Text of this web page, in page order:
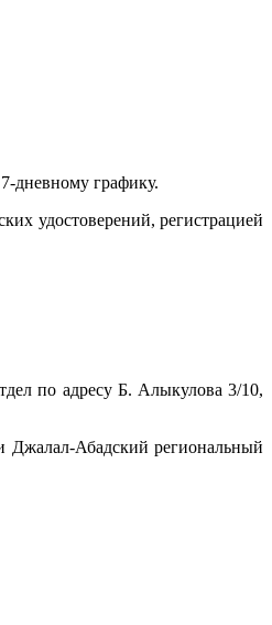
дневному графику.
удостоверений, регистрацией
по адресу Б. Алыкулова 3/10,
Абадский региональный